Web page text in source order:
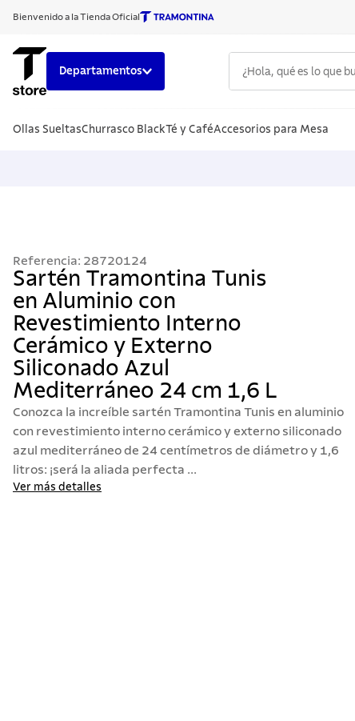
Bienvenido a la Tienda Oficial
Departamentos
Ollas SueltasChurrasco BlackTé y CaféAccesorios para Mesa
Referencia: 28720124
Sartén Tramontina Tunis
en Aluminio con
Revestimiento Interno
Cerámico y Externo
Siliconado Azul
Mediterráneo 24 cm 1,6 L
Conozca la increíble sartén Tramontina Tunis en aluminio
con revestimiento interno cerámico y externo siliconado
azul mediterráneo de 24 centímetros de diámetro y 1,6
litros: ¡será la aliada perfecta ...
Ver más detalles
1.
cuchillos